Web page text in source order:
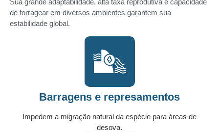
Sua grande adaptabilidade, alta taxa reprodutiva e capacidade
de forragear em diversos ambientes garantem sua
estabilidade global.
Barragens e represamentos
Impedem a migração natural da espécie para áreas de
desova.